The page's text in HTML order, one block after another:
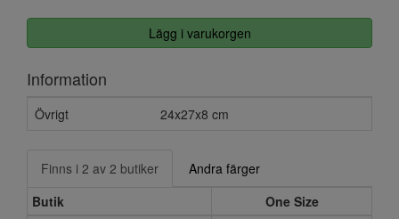
Lägg i varukorgen
Information
Övrigt 24x27x8 cm
Finns i 2 av 2 butiker
Andra färger
Butik
One Size